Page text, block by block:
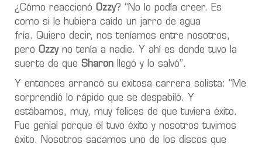
¿Cómo reaccionó Ozzy? “No lo podía creer. Es
como si le hubiera caído un jarro de agua
fría. Quiero decir, nos teníamos entre nosotros,
pero Ozzy no tenía a nadie. Y ahí es donde tuvo la
suerte de que Sharon llegó y lo salvó”.
Y entonces arrancó su exitosa carrera solista: “Me
sorprendió lo rápido que se despabiló. Y
estábamos, muy, muy felices de que tuviera éxito.
Fue genial porque él tuvo éxito y nosotros tuvimos
éxito. Nosotros sacamos uno de los discos que